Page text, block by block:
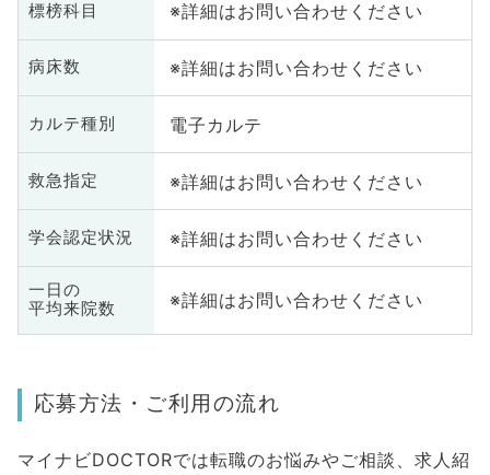
標榜科目 ※詳細はお問い合わせください
病床数 ※詳細はお問い合わせください
カルテ種別 電子カルテ
救急指定 ※詳細はお問い合わせください
学会認定状況 ※詳細はお問い合わせください
一日の
平均来院数
※詳細はお問い合わせください
応募方法・ご利用の流れ
マイナビDOCTORでは転職のお悩みやご相談、求人紹